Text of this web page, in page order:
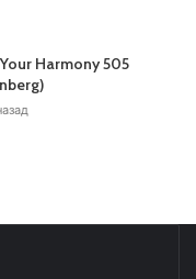
Harmony 505